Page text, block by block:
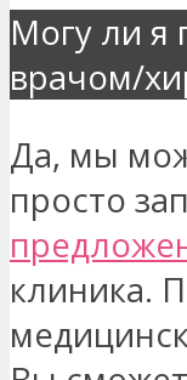
Могу ли я
врачом/
Да, мы
просто
клиника.